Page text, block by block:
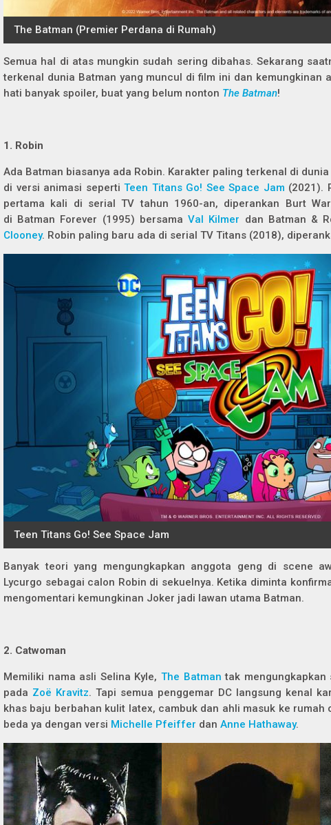
Semua hal di atas mungkin sudah sering dibahas. Sekarang
terkenal dunia Batman yang muncul di film ini dan kemungkinan
hati banyak spoiler, buat yang belum nonton The Batman!
1. Robin
Ada Batman biasanya ada Robin. Karakter paling terkenal di
di versi animasi seperti Teen Titans Go! See Space Jam (2021).
pertama kali di serial TV tahun 1960-an, diperankan Burt
di Batman Forever (1995) bersamaVal Kilmer dan Batman &
Clooney. Robin paling baru ada di serial TV Titans (2018),
Banyak teori yang mengungkapkan anggota geng di scene
Lycurgo sebagai calon Robin di sekuelnya. Ketika diminta
mengomentari kemungkinan Joker jadi lawan utama Batman.
2. Catwoman
Memiliki nama asli Selina Kyle, The Batman tak mengungkapkan
pada Zoë Kravitz. Tapi semua penggemar DC langsung kenal
khas baju berbahan kulit latex, cambuk dan ahli masuk ke rumah
beda ya dengan versi Michelle Pfeiffer dan Anne Hathaway.